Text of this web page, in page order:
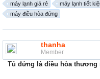
máy lạnh giá rẻ
máy lạnh tiết
máy điều hòa đứng
thanha
Member
Tủ đứng là điều hòa thương